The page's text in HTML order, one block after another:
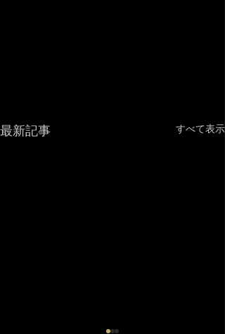
最新記事 すべて表示